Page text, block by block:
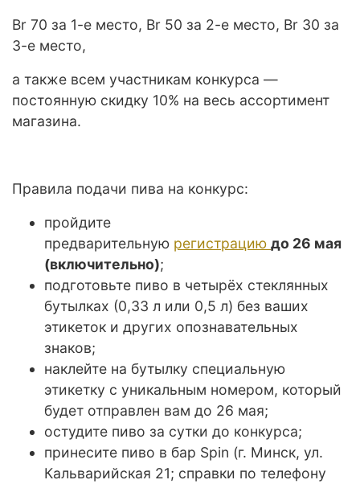
Br 70 за 1-е место, Br 50 за 2-е место, Br 30 за
3-е место,
а также всем участникам конкурса —
постоянную скидку 10% на весь ассортимент
магазина.
Правила подачи пива на конкурс:
пройдите
предварительную регистрацию до 26 мая
(включительно);
подготовьте пиво в четырёх стеклянных
бутылках (0,33 л или 0,5 л) без ваших
этикеток и других опознавательных
знаков;
наклейте на бутылку специальную
этикетку с уникальным номером, который
будет отправлен вам до 26 мая;
остудите пиво за сутки до конкурса;
принесите пиво в бар Spin (г. Минск, ул.
Кальварийская 21; справки по телефону